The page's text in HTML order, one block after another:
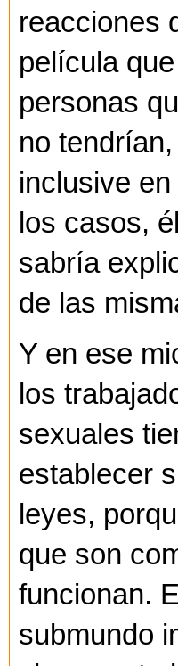
reacciones
película
personas
no
inclusive
los casos,
sabría
de las
Y en ese
los
sexuales
establecer
leyes,
que son
funcionan.
submundo